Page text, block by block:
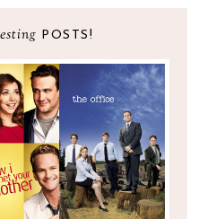
POSTS!
PREFERIDAS -